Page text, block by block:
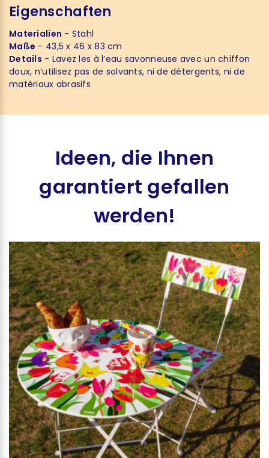
Eigenschaften
Materialien - Stahl
Maße - 43,5 x 46 x 83 cm
Details - Lavez les à l’eau savonneuse avec un chiffon
doux, n’utilisez pas de solvants, ni de détergents, ni de
matériaux abrasifs
Ideen, die Ihnen
garantiert gefallen
werden!